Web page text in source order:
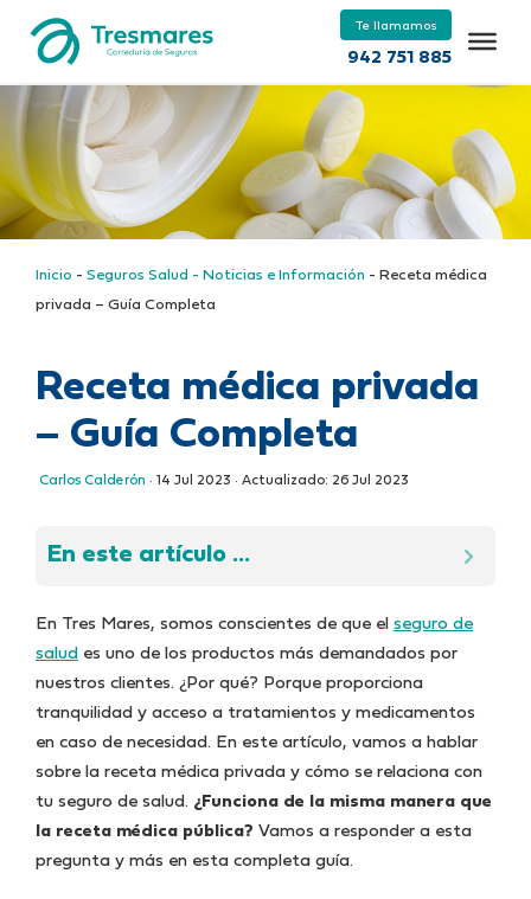
Te llamamos
942 751 885
Inicio - Seguros Salud - Noticias e Información - Receta médica
privada – Guía Completa
Receta médica privada
– Guía Completa
Carlos Calderón · 14 Jul 2023 · Actualizado: 26 Jul 2023
En este artículo ...
En Tres Mares, somos conscientes de que el seguro de
salud es uno de los productos más demandados por
nuestros clientes. ¿Por qué? Porque proporciona
tranquilidad y acceso a tratamientos y medicamentos
en caso de necesidad. En este artículo, vamos a hablar
sobre la receta médica privada y cómo se relaciona con
tu seguro de salud. ¿Funciona de la misma manera que
la receta médica pública? Vamos a responder a esta
pregunta y más en esta completa guía.